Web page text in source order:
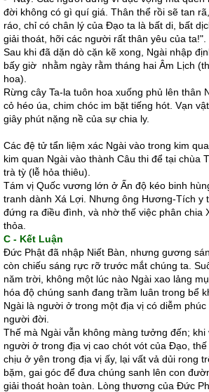
đời không có gì quí giá. Thân thể rồi sẽ tan
ráo, chỉ có chân lý của Ðạo ta là bất di, bất
giải thoát, hỡi các người rất thân yêu của ta!".
Sau khi đã dặn dò cặn kẽ xong, Ngài nhập
bấy giờ nhằm ngày rằm tháng hai Âm Lịch
hoa).
Rừng cây Ta-la tuôn hoa xuống phủ lên thân
cỏ héo úa, chim chóc im bặt tiếng hót. Vạn
giây phút nặng nề của sự chia ly.
Các đệ tử tẩn liệm xác Ngài vào trong kim
kim quan Ngài vào thành Câu thi để tại chùa
trà tỳ (lễ hỏa thiêu).
Tám vị Quốc vương lớn ở Ấn độ kéo binh
tranh dành Xá Lợi. Nhưng ông Hương-Tích y
đứng ra điều đình, và nhờ thế việc phân chia
thỏa.
C - Kết Luận
Ðức Phật đã nhập Niết Bàn, nhưng gương
còn chiếu sáng rực rỡ trước mắt chúng ta.
năm trời, không một lúc nào Ngài xao lảng
hóa độ chúng sanh đang trầm luân trong bể
Ngài là người ở trong một địa vị có diễm
người đời.
Thế mà Ngài vẫn không màng tưởng đến;
người ở trong địa vị cao chót vót của Ðạo,
chịu ở yên trong địa vị ấy, lại vất vả dủi rong
bặm, gai góc để đưa chúng sanh lên con
giải thoát hoàn toàn. Lòng thương của Ðức